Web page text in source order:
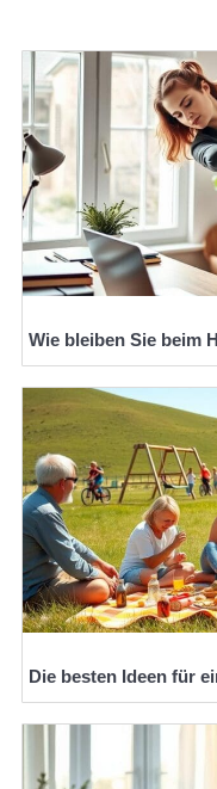
Wie bleiben Sie beim
Die besten Ideen für